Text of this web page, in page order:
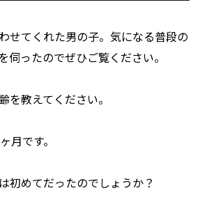
せてくれた男の子。気になる普段の
伺ったのでぜひご覧ください。
教えてください。
月です。
めてだったのでしょうか？